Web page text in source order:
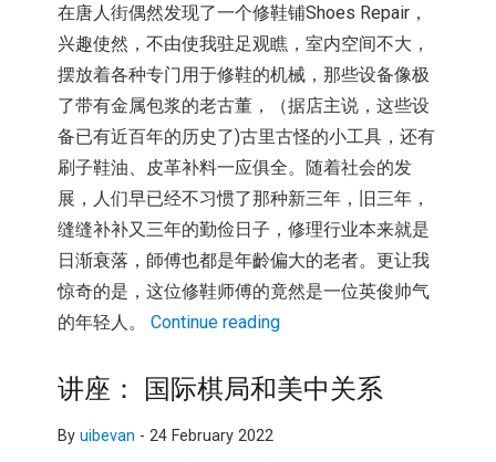
在唐人街偶然发现了一个修鞋铺Shoes Repair，
兴趣使然，不由使我驻足观瞧，室内空间不大，
摆放着各种专门用于修鞋的机械， 那些设备像极
了带有金属包浆的老古董，（据店主说， 这些设
备已有近百年的历史了)古里古怪的小工具，还有
刷子鞋油、
皮革补料一应俱全。随着社会的发
展， 人们早已经不习惯了那种新三年，旧三年，
缝缝补补又三年的勤俭日子，修理行业本来就是
日渐衰落， 師傅也都是年齡偏大的老者。更让我
惊奇的是， 这位修鞋师傅的竟然是一位英俊帅气
的年轻人。 Continue reading
讲座： 国际棋局和美中关系
By uibevan - 24 February 2022